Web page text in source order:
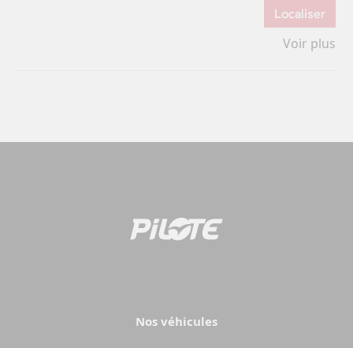
Configurez votre camping-car
Pilote et créez le modèle
Localiser
Voir plus
Nos véhicules